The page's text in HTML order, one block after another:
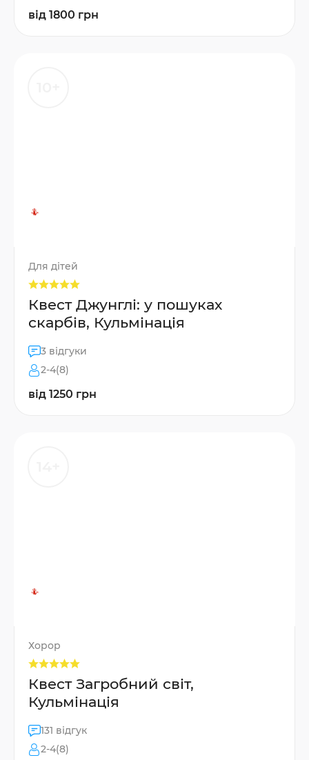
від 1800 грн
Для дітей
Квест Джунглі: у пошуках
скарбів, Кульмінація
3 відгуки
2-4(8)
від 1250 грн
Хорор
Квест Загробний світ,
Кульмінація
131 відгук
2-4(8)